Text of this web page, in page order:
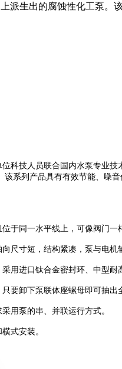
派生出的腐蚀性化工泵。
科技人员联合国内水泵专业技
该系列产品具有有效节能、噪音
位于同一水平线上，可像阀门一
尺寸短，结构紧凑，泵与电
用进口钛合金密封环、中型
要卸下泵联体座螺母即可抽出
用泵的串、并联运行方式。
式安装。